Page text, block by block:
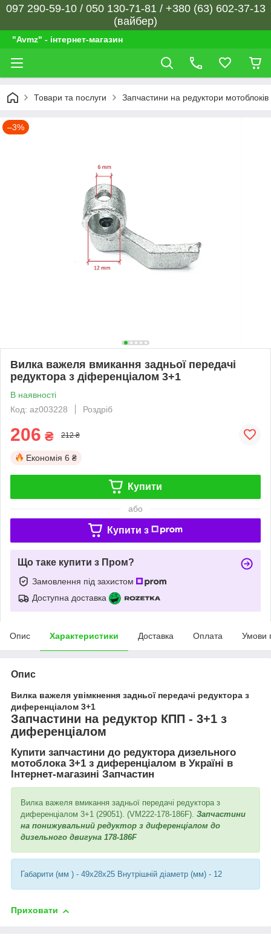
097 290-59-10 / 050 130-71-81 / +380 (63) 602-37-13
(вайбер)
"Avmz" - інтернет-магазин
Товари та послуги Запчастини на редуктори мотоблоків
–3%
Вилка важеля вмикання задньої передачі
редуктора з діференціалом 3+1
В наявності
Код: az003228
Роздріб
206 ₴ 212 ₴
Економія 6 ₴
Купити
або
Купити з
Що таке купити з Пром?
Замовлення під захистом
Доступна доставка
Опис Характеристики Доставка Оплата Умови
Опис
Вилка важеля увімкнення задньої передачі редуктора з
диференціалом 3+1
Запчастини на редуктор КПП - 3+1 з
диференціалом
Купити запчастини до редуктора дизельного
мотоблока 3+1 з диференціалом в Україні в
Інтернет-магазині Запчастин
Вилка важеля вмикання задньої передачі редуктора з
диференціалом 3+1 (29051). (VM222-178-186F). Запчастини
на понижувальний редуктор з диференціалом до
дизельного двигуна 178-186F
Габарити (мм ) - 49x28x25 Внутрішній діаметр (мм) - 12
Приховати